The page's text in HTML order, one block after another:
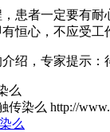
患者一定要有
恒心，不应受
绍，专家提示
么
传染么 http://
么